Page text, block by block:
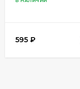
595 ₽